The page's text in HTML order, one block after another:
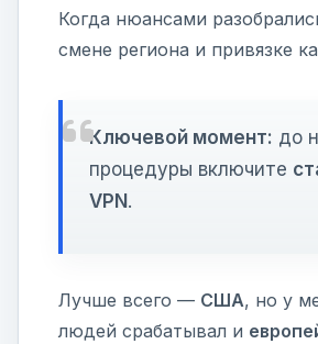
Когда нюансами
смене региона и привязке
Ключевой момент: до
процедуры включите
VPN .
Лучше всего — США, но у
людей срабатывал и